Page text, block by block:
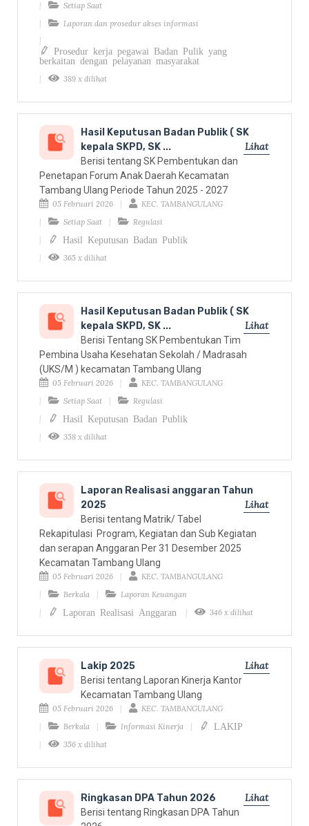
Setiap Saat
Laporan dan prosedur akses informasi
Prosedur kerja pegawai Badan Pulik yang
berkaitan dengan pelayanan masyarakat
389 x dilihat
Hasil Keputusan Badan Publik ( SK
kepala SKPD, SK ...
Lihat
Berisi tentang SK Pembentukan dan
Penetapan Forum Anak Daerah Kecamatan
Tambang Ulang Periode Tahun 2025 - 2027
05 Februari 2026
KEC. TAMBANGULANG
Setiap Saat
Regulasi
Hasil Keputusan Badan Publik
365 x dilihat
Hasil Keputusan Badan Publik ( SK
kepala SKPD, SK ...
Lihat
Berisi Tentang SK Pembentukan Tim
Pembina Usaha Kesehatan Sekolah / Madrasah
(UKS/M ) kecamatan Tambang Ulang
05 Februari 2026
KEC. TAMBANGULANG
Setiap Saat
Regulasi
Hasil Keputusan Badan Publik
358 x dilihat
Laporan Realisasi anggaran Tahun
2025
Lihat
Berisi tentang Matrik/ Tabel
Rekapitulasi Program, Kegiatan dan Sub Kegiatan
dan serapan Anggaran Per 31 Desember 2025
Kecamatan Tambang Ulang
05 Februari 2026
KEC. TAMBANGULANG
Berkala
Laporan Keuangan
Laporan Realisasi Anggaran
346 x dilihat
Lakip 2025 Lihat
Berisi tentang Laporan Kinerja Kantor
Kecamatan Tambang Ulang
05 Februari 2026
KEC. TAMBANGULANG
Berkala
Informasi Kinerja
LAKIP
356 x dilihat
Ringkasan DPA Tahun 2026 Lihat
Berisi tentang Ringkasan DPA Tahun